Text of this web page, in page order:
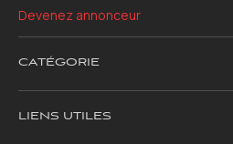
Devenez annonceur
CATÉGORIE
LIENS UTILES